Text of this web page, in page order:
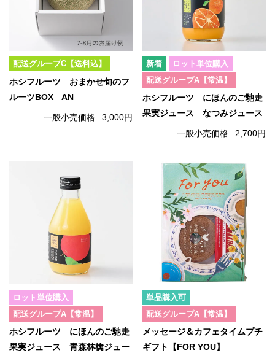
配送グループC【送料込】
ホシフルーツ おまかせ旬のフ
ルーツBOX AN
一般小売価格 3,000円
ロット単位購入
配送グループA【常温】
ホシフルーツ にほんのご馳走
果実ジュース なつみジュース
一般小売価格 2,700円
ロット単位購入
配送グループA【常温】
ホシフルーツ にほんのご馳走
果実ジュース 青森林檎ジュー
単品購入可
配送グループA【常温】
メッセージ＆カフェタイムプチ
ギフト【FOR YOU】